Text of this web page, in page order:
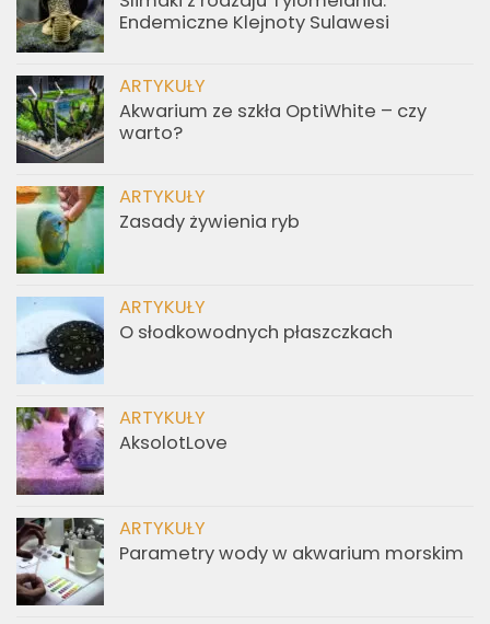
Endemiczne Klejnoty Sulawesi
ARTYKUŁY
Akwarium ze szkła OptiWhite – czy
warto?
ARTYKUŁY
Zasady żywienia ryb
ARTYKUŁY
O słodkowodnych płaszczkach
ARTYKUŁY
AksolotLove
ARTYKUŁY
Parametry wody w akwarium morskim